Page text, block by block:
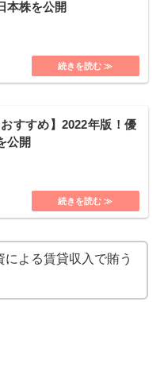
本株を公開
おすすめ】2022年版！優
公開
よる賃貸収入で賄う